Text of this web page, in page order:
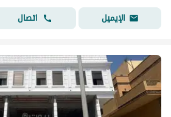
الإيميل
اتصال